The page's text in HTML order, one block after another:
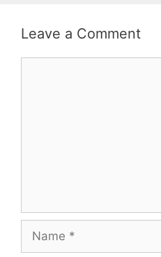
Leave a Comment